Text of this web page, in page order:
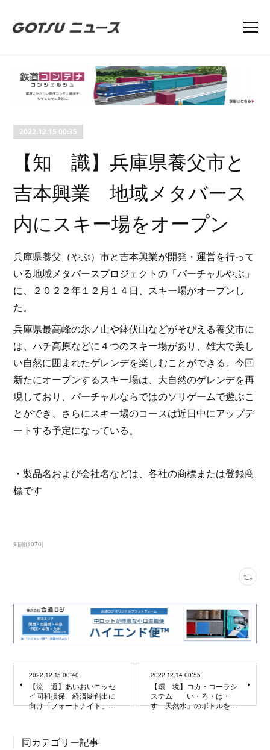
2022.12.15 00:35
【知 識】兵庫県養父市と
吉本興業 地域メタバース
内にスキー場をオープン
兵庫県養父（やぶ）市と吉本興業が開発・運営を行って
いる地域メタバースプロジェクトの「バーチャルやぶ」
に、２０２２年１２月１４日、スキー場がオープンし
た。
兵庫県最高峰の氷ノ山や鉢伏山などがそびえる養父市に
は、ハチ高原などに４つのスキー場があり、雄大で美し
い自然に囲まれたゲレンデを楽しむことができる。今回
新たにオープンするスキー場は、大自然のゲレンデを再
現しており、バーチャルならではのソリゲームで遊ぶこ
とができ、さらにスキー場のコースは近日中にアップデ
ートする予定になっている。
・製品名および会社名などは、各社の商標または登録商
標です
知識(1070)
2022.12.15 00:40
【流 通】あいおいニッセ
イ同和損保 経済圏創出に
向け「フォートナイト」…
2022.12.14 00:55
【環 境】コカ・コーラシ
ステム 「い・ろ・は・
す 天然水」のボトルを…
同カテゴリー記事